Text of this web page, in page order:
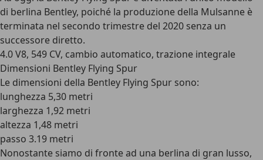
di berlina Bentley, poiché la produzione della Mulsanne è
terminata nel secondo trimestre del 2020 senza un
successore diretto.
4.0 V8, 549 CV, cambio automatico, trazione integrale
Dimensioni Bentley Flying Spur
Le dimensioni della Bentley Flying Spur sono:
lunghezza 5,30 metri
larghezza 1,92 metri
altezza 1,48 metri
passo 3.19 metri
Nonostante siamo di fronte ad una berlina di gran lusso,